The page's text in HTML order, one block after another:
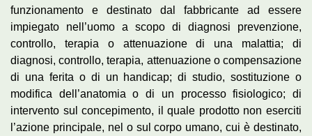
funzionamento e destinato dal fabbricante ad essere
impiegato nell’uomo a scopo di diagnosi prevenzione,
controllo, terapia o attenuazione di una malattia; di
diagnosi, controllo, terapia, attenuazione o compensazione
di una ferita o di un handicap; di studio, sostituzione o
modifica dell’anatomia o di un processo fisiologico; di
intervento sul concepimento, il quale prodotto non eserciti
l’azione principale, nel o sul corpo umano, cui è destinato,